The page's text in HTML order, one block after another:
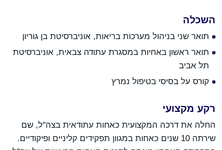
השכלה
תואר שני בניהול מערכות בריאות, אוניברסיטת בן גוריון
תואר ראשון באחיות במסגרת עתודה צבאית, אוניברסיטת
תל אביב
קורס על בסיסי בטיפול נמרץ
רקע מקצועי
החלה את דרכה המקצועית כאחות עתודאית בצה"ל, שם
שירתה 10 שנים כאחות במגוון תפקידים קליניים ופיקודיים.